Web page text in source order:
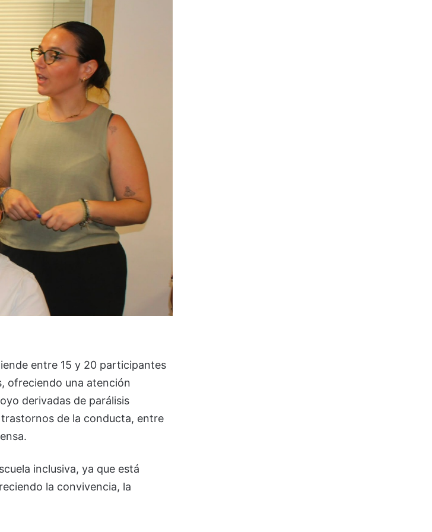
entre 15 y 20 participantes
ofreciendo una atención
derivadas de parálisis
de la conducta, entre
inclusiva, ya que está
la convivencia, la